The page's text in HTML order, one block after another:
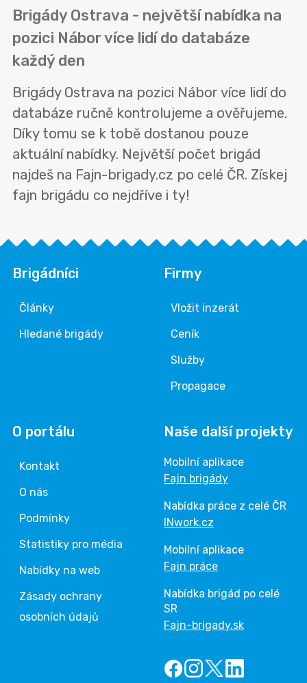
Brigády Ostrava - největší nabídka na
pozici Nábor více lidí do databáze
každý den
Brigády Ostrava na pozici Nábor více lidí do
databáze ručně kontrolujeme a ověřujeme.
Díky tomu se k tobě dostanou pouze
aktuální nabídky. Největší počet brigád
najdeš na Fajn-brigady.cz po celé ČR. Získej
fajn brigádu co nejdříve i ty!
Brigádníci
Články
Hledané brigády
Firmy
Vložit inzerát
Ceník
Služby
Propagace
O portálu
Kontakt
O nás
Podmínky
Statistiky pro média
Nabídky na web
Zásady ochrany
osobních údajů
Naše další projekty
Mobilní aplikace
Fajn brigády
Nabídka práce z celé ČR
INwork.cz
Mobilní aplikace
Fajn práce
Nabídka brigád po celé
SR
Fajn-brigady.sk